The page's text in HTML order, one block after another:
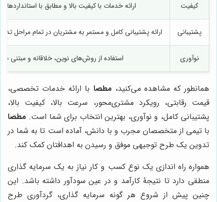
کیفیت ارائه خدمات با کیفیت بالا و مطابق با
پشتیبانی ارائه پشتیبانی کامل و مستمر به مشتریان در تمام
نوآوری استفاده از روش‌های نوین، خلاقانه و مبتنی
همانطور که مشاهده می‌کنید، مطصا با ارائه خدمات تخصصی،
قیمت رقابتی، رویکرد مشتری‌محور، سرعت بالا، کیفیت بالا،
پشتیبانی کامل، و نوآوری، بهترین انتخاب برای شما است. مطصا
با تیمی از متخصصان مجرب و با دانش، آماده است تا به شما در
تدوین یک طرح توجیهی موفق و رسیدن به اهدافتان کمک کند.
همواره راه اندازی یک نوع کسب و کار نیاز به یک سرمایه گذاری
منطقی دارد تا نتیجۀ کارآمد و در عین سودآور داشته باشد. این
چنین پیش از شروع هر گونه سرمایه گذاری، گردآوری طرح